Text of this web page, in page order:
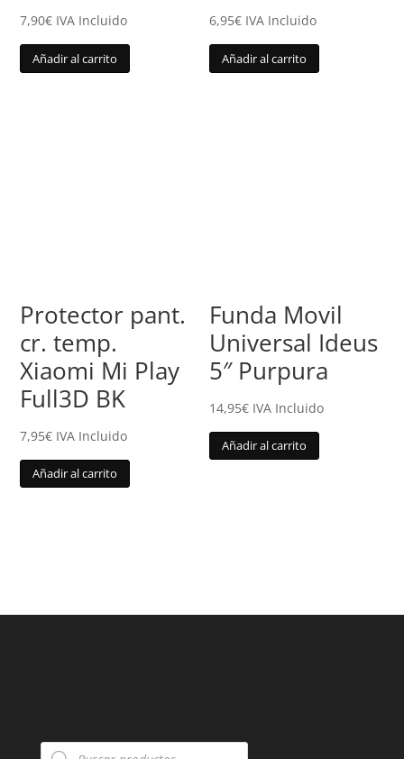
7,90€ IVA Incluido
Añadir al carrito
6,95€ IVA Incluido
Añadir al carrito
Protector pant.
cr. temp.
Xiaomi Mi Play
Full3D BK
7,95€ IVA Incluido
Añadir al carrito
Funda Movil
Universal Ideus
5″ Purpura
14,95€ IVA Incluido
Añadir al carrito
Búsqueda